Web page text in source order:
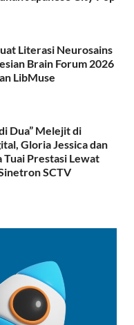
Literasi Neurosains
Brain Forum 2026
LibMuse
Dua” Melejit di
Gloria Jessica dan
Tuai Prestasi Lewat
SCTV